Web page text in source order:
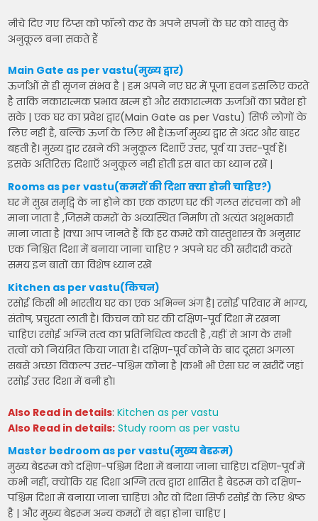
नीचे दिए गए टिप्स को फॉलो कर के अपने सपनों के घर को वास्तु के
अनुकूल बना सकते हैं
Main Gate as per vastu(मुख्य द्वार)
ऊर्जाओं से ही सृजन संभव है | हम अपने नए घर में पूजा हवन इसलिए करते
है ताकि नकारात्मक प्रभाव खत्म हो और सकारात्मक ऊर्जाओं का प्रवेश हो
सके | एक घर का प्रवेश द्वार(Main Gate as per Vastu) सिर्फ लोगों के
लिए नहीं है, बल्कि ऊर्जा के लिए भी है।ऊर्जा मुख्य द्वार से अंदर और बाहर
बहती है। मुख्य द्वार रखने की अनुकूल दिशाएँ उत्तर, पूर्व या उत्तर-पूर्व हैं।
इसके अतिरिक्त दिशाएँ अनुकूल नही होती इस बात का ध्यान रखें |
Rooms as per vastu(कमरों की दिशा क्या होनी चाहिए?)
घर में सुख समृद्वि के ना होने का एक कारण घर की गलत संरचना को भी
माना जाता है ,जिसमें कमरों के अव्यस्थित निर्माण तो अत्यंत अशुभकारी
माना जाता है |क्या आप जानते हैं कि हर कमरे को वास्तुशास्त्र के अनुसार
एक निश्चित दिशा में बनाया जाना चाहिए ? अपने घर की खरीदारी करते
समय इन बातों का विशेष ध्यान रखें
Kitchen as per vastu(किचन)
रसोई किसी भी भारतीय घर का एक अभिन्न अंग है| रसोई परिवार में भाग्य,
संतोष, प्रचुरता लाती है। किचन को घर की दक्षिण-पूर्व दिशा में रखना
चाहिए। रसोई अग्नि तत्व का प्रतिनिधित्व करती है ,यहीं से आग के सभी
तत्वों को नियंत्रित किया जाता है। दक्षिण-पूर्व कोने के बाद दूसरा अगला
सबसे अच्छा विकल्प उत्तर-पश्चिम कोना है |कभी भी ऐसा घर न खरीदें जहां
रसोई उत्तर दिशा में बनी हो।
Also Read in details:Kitchen as per vastu
Also Read in details: Study room as per vastu
Master bedroom as per vastu(मुख्य बेडरूम)
मुख्य बेडरूम को दक्षिण-पश्चिम दिशा में बनाया जाना चाहिए। दक्षिण-पूर्व में
कभी नहीं, क्योंकि यह दिशा अग्नि तत्व द्वारा शासित है बेडरूम को दक्षिण-
पश्चिम दिशा में बनाया जाना चाहिए। और वो दिशा सिर्फ रसोई के लिए श्रेष्ठ
है | और मुख्य बेडरूम अन्य कमरों से बड़ा होना चाहिए |